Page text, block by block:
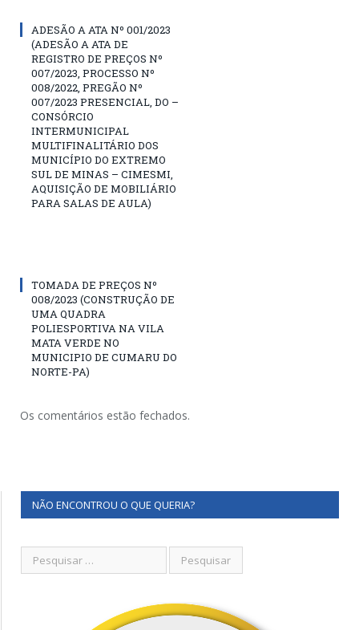
ADESÃO A ATA Nº 001/2023
(ADESÃO A ATA DE
REGISTRO DE PREÇOS Nº
007/2023, PROCESSO Nº
008/2022, PREGÃO Nº
007/2023 PRESENCIAL, DO –
CONSÓRCIO
INTERMUNICIPAL
MULTIFINALITÁRIO DOS
MUNICÍPIO DO EXTREMO
SUL DE MINAS – CIMESMI,
AQUISIÇÃO DE MOBILIÁRIO
PARA SALAS DE AULA)
TOMADA DE PREÇOS Nº
008/2023 (CONSTRUÇÃO DE
UMA QUADRA
POLIESPORTIVA NA VILA
MATA VERDE NO
MUNICIPIO DE CUMARU DO
NORTE-PA)
Os comentários estão fechados.
NÃO ENCONTROU O QUE QUERIA?